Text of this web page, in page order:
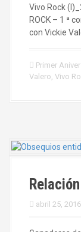
Vivo Rock
ROCK – 1 ª
con Vickie
Primer
Valero, Vivo
abril 25, 2016